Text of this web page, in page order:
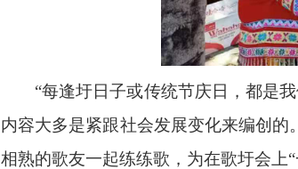
“每逢圩日子或传统节庆日，都是
内容大多是紧跟社会发展变化来编创
相熟的歌友一起练练歌，为在歌圩会上“